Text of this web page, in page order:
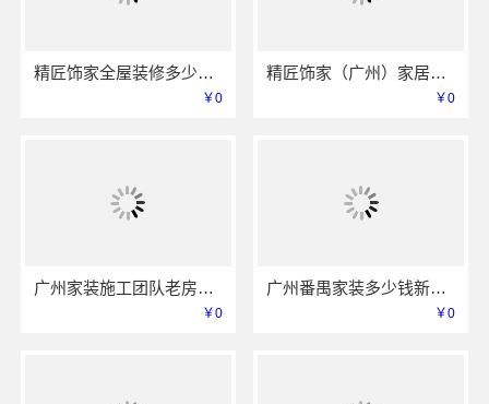
精匠饰家全屋装修多少钱一套？广州本地靠谱报价解析
￥0
精匠饰家（广州）家居建材有限公司：广州天河家装施工专业团队
￥0
广州家装施工团队老房翻新，精匠饰家（广州）家居建材有限公司
￥0
广州番禺家装多少钱新房 - 精匠饰家（广州）家居建材有限公司
￥0